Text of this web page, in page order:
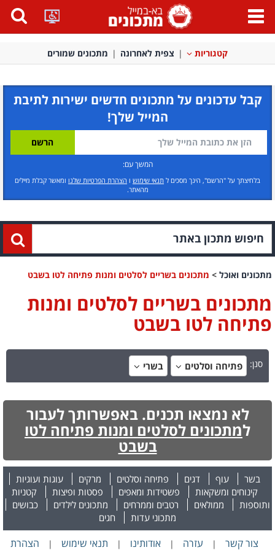
פתח
תפריט
קטגוריות צפית לאחרונה מתכונים שמורים
קבל עדכונים על מתכונים חדשים ישירות לתיבת
המייל שלך!
המשך עם:
בלחיצתך על "הרשם", הינך מסכים ל תנאי שימוש ו הצהרת הפרטיות שלנו ומאשר קבלת מיילים
מהאתר.
מתכונים ואוכל > מתכונים בשריים לסלטים ומנות פתיחה לטו בשבט
מתכונים בשריים לסלטים ומנות
פתיחה לטו בשבט
סנן: פתיחה וסלטים בשרי
לא נמצאו תכנים. באפשרותך לעבור
למתכונים לסלטים ומנות פתיחה לטו
בשבט
בשר עוף דגים פתיחה וסלטים מרקים
עוגות ועוגיות
קינוחים ומשקאות
פשטידות ומאפים פסטות ופיצות
קטניות
ותוספות
ממולאים רטבים וממרחים מתכונים לילדים
כבושים
מתכוני עדות
חגים
צור קשר | עזרה | אודותינו | תנאי שימוש | הצהרת